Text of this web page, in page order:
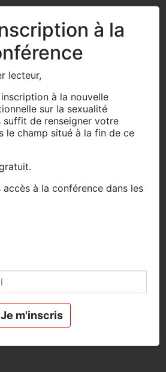
à la
lecteur,
à la nouvelle
sur la sexualité
suffit de renseigner votre
le champ situé à la fin de ce
à la conférence dans les
Je m'inscris